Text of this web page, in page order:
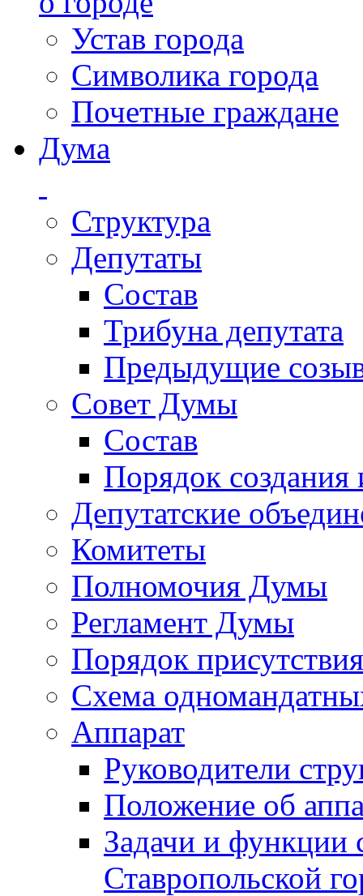
Устав города
Символика города
Почетные граждане
Дума
Структура
Депутаты
Состав
Трибуна депутата
Предыдущие
Совет Думы
Состав
Порядок создания
Депутатские
Комитеты
Полномочия Думы
Регламент Думы
Порядок
Схема
Аппарат
Руководители
Положение об
Задачи и функции
Ставропольской